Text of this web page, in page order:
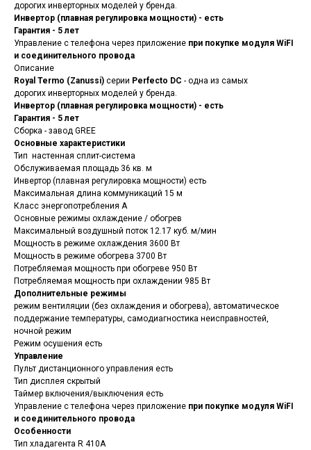
дорогих инверторных моделей у бренда.
Инвертор (плавная регулировка мощности) - есть
Гарантия - 5 лет
Управление с телефона через приложение при покупке модуля WiFI
и соединительного провода
Описание
Royal Termo (Zanussi) серии Perfecto DC - одна из самых
дорогих инверторных моделей у бренда.
Инвертор (плавная регулировка мощности) - есть
Гарантия - 5 лет
Сборка - завод GREE
Основные характеристики
Тип настенная сплит-система
Обслуживаемая площадь 36 кв. м
Инвертор (плавная регулировка мощности) есть
Максимальная длина коммуникаций 15 м
Класс энергопотребления A
Основные режимы охлаждение / обогрев
Максимальный воздушный поток 12.17 куб. м/мин
Мощность в режиме охлаждения 3600 Вт
Мощность в режиме обогрева 3700 Вт
Потребляемая мощность при обогреве 950 Вт
Потребляемая мощность при охлаждении 985 Вт
Дополнительные режимы
режим вентиляции (без охлаждения и обогрева), автоматическое
поддержание температуры, самодиагностика неисправностей,
ночной режим
Режим осушения есть
Управление
Пульт дистанционного управления есть
Тип дисплея скрытый
Таймер включения/выключения есть
Управление с телефона через приложение при покупке модуля WiFI
и соединительного провода
Особенности
Тип хладагента R 410A